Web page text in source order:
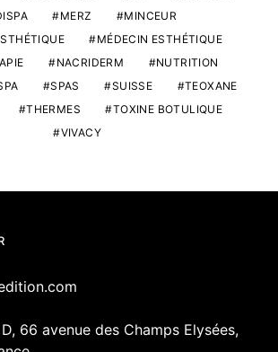
MERZ
MINCEUR
MÉDECIN ESTHÉTIQUE
NACRIDERM
NUTRITION
SPAS SUISSE
TEOXANE
THERMES
TOXINE BOTULIQUE
VIVACY
66 avenue des Champs Elysées,